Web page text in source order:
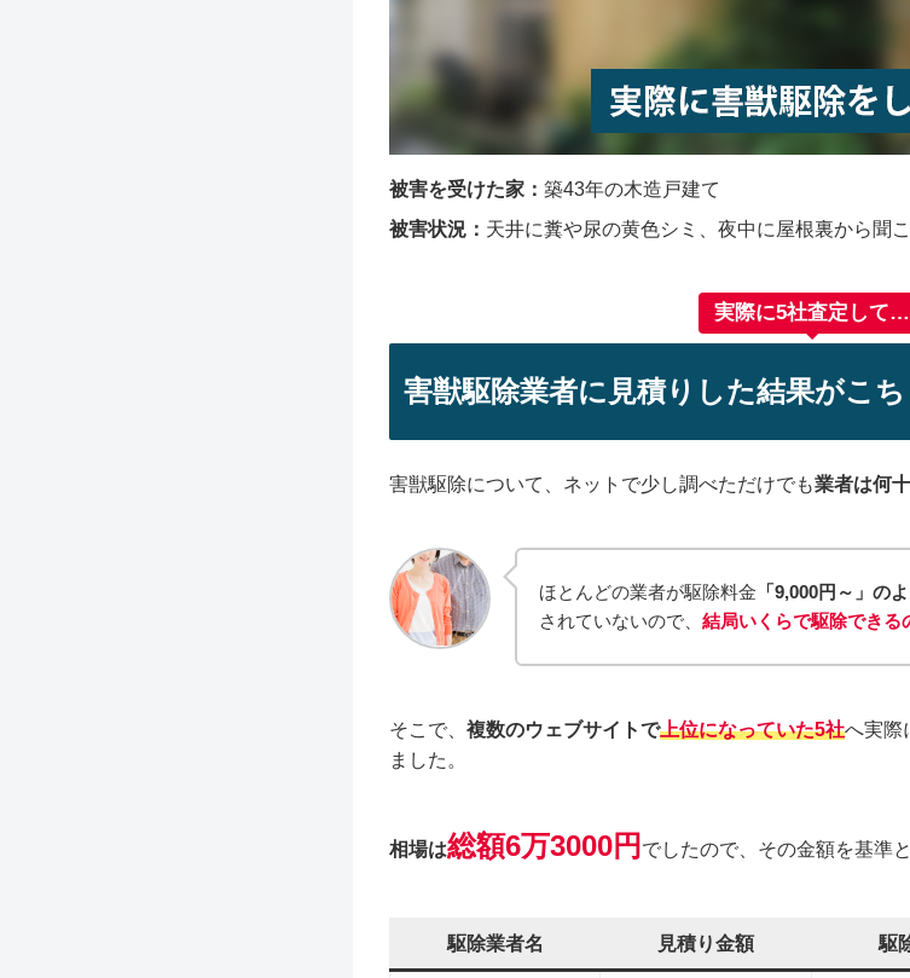
被害を受けた家： 築43年の木造戸建て
被害状況： 天井に糞や尿の黄色シミ、夜中に屋根裏から聞
実際に5社査定して…
害獣駆除業者に見積りした結果がこ
害獣駆除について、ネットで少し調べただけでも業者は何
ほとんどの業者が駆除料金 「9,000円～」の
されていないので、結局いくらで駆除できる
そこで、 複数のウェブサイトで上位になっていた5社へ実際
ました。
相場は総額6万3000円 でしたので、その金額を基準
駆除業者名 見積り金額 駆